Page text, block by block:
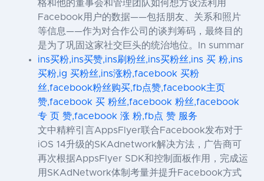
格和他的董事会和管理团队如何想方设法利用
Facebook用户的数据——包括朋友、关系和照片
等信息——作为对合作公司的谈判筹码，最终目的
是为了巩固这家社交巨头的统治地位。In summar
ins买粉,ins买赞,ins刷粉丝,ins买粉丝,ins 买 粉,ins
买粉,ig 买粉丝,ins涨粉,facebook 买粉
丝,facebook粉丝购买,fb点赞,facebook主页
赞,facebook 买 粉丝,facebook 粉丝,facebook
专 页 赞,facebook 涨 粉,fb点 赞 服务
文中精粹引言AppsFlyer联合Facebook发布对于
iOS 14升级的SKAdnetwork解决方法，广告商可
再次根据AppsFlyer SDK和控制面板作用，完成运
用SKAdNetwork体制考量并提升Facebook方式